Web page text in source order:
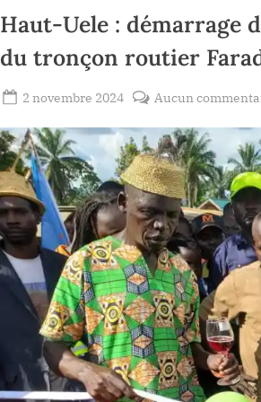
Haut-Uele : démarrage
du tronçon routier
Posted
2 novembre 2024
ROMEO
Aucun